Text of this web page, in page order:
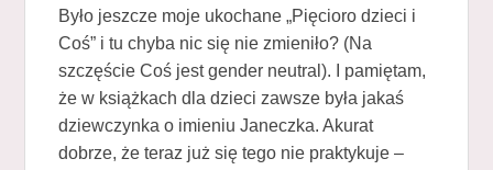
Było jeszcze moje ukochane „Pięcioro dzieci i
Coś” i tu chyba nic się nie zmieniło? (Na
szczęście Coś jest gender neutral). I pamiętam,
że w książkach dla dzieci zawsze była jakaś
dziewczynka o imieniu Janeczka. Akurat
dobrze, że teraz już się tego nie praktykuje –